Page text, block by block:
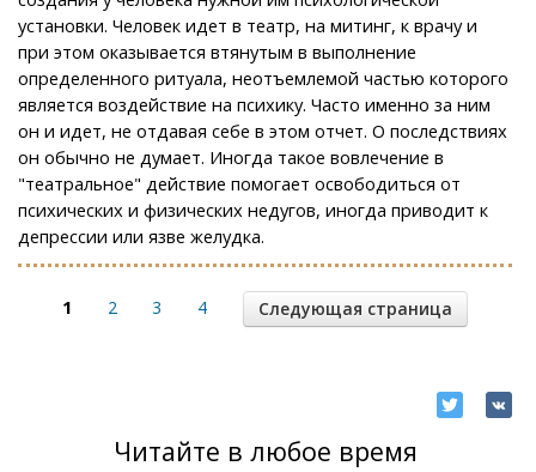
установки. Человек идет в театр, на митинг, к врачу и
при этом оказывается втянутым в выполнение
определенного ритуала, неотъемлемой частью которого
является воздействие на психику. Часто именно за ним
он и идет, не отдавая себе в этом отчет. О последствиях
он обычно не думает. Иногда такое вовлечение в
"театральное" действие помогает освободиться от
психических и физических недугов, иногда приводит к
депрессии или язве желудка.
1 2 3 4 Следующая страница
Читайте в любое время